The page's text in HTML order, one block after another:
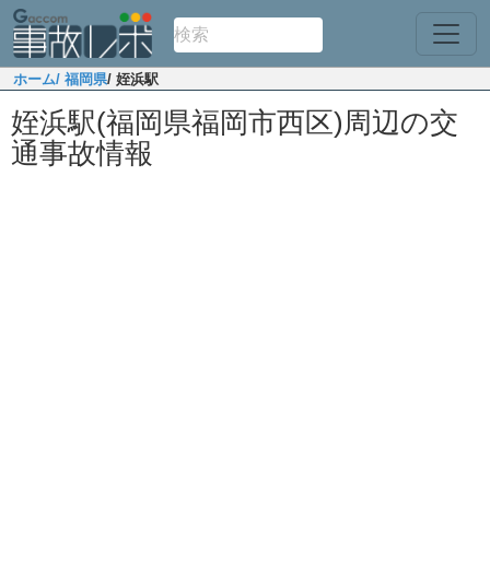
ホーム/ 福岡県/ 姪浜駅
姪浜駅(福岡県福岡市西区)周辺の交
通事故情報